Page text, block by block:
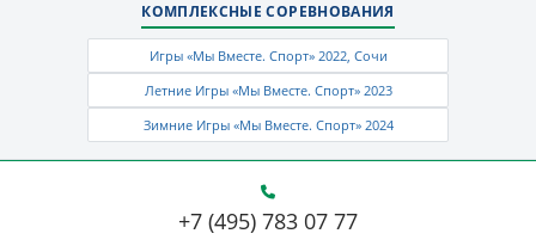
КОМПЛЕКСНЫЕ СОРЕВНОВАНИЯ
Игры «Мы Вместе. Спорт» 2022, Сочи
Летние Игры «Мы Вместе. Спорт» 2023
Зимние Игры «Мы Вместе. Спорт» 2024
+7 (495) 783 07 77